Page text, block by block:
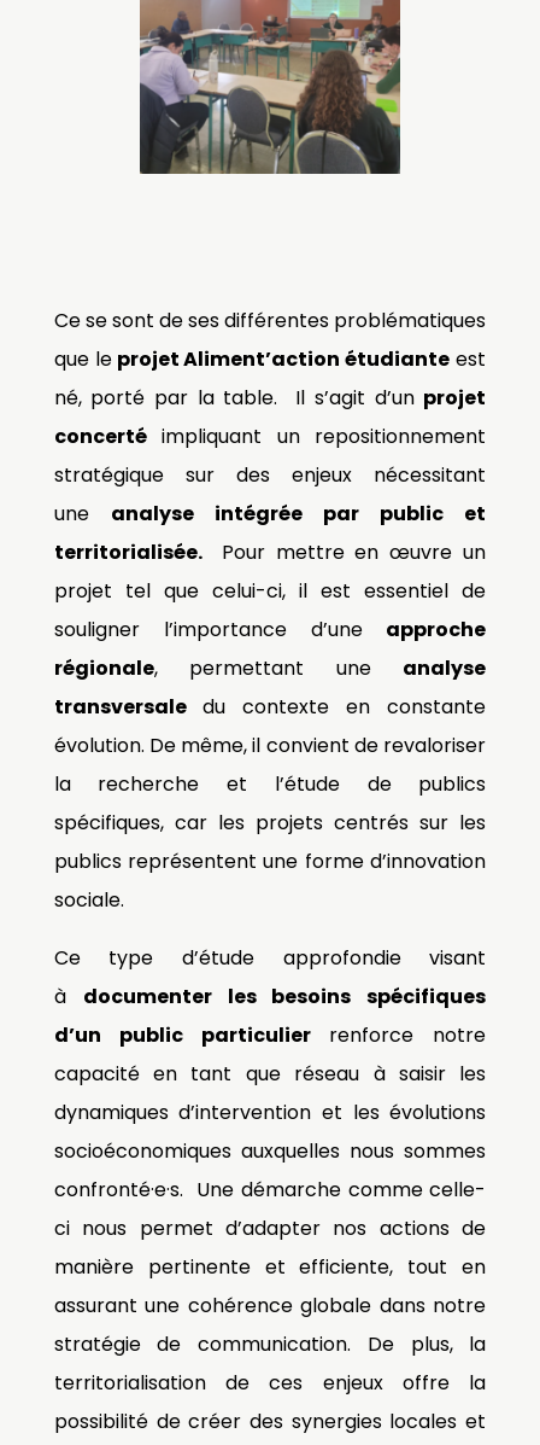
Ce se sont de ses différentes problématiques
que le projet Aliment’action étudiante est
né, porté par la table.
Il s’agit d’un projet
concertéimpliquant un repositionnement
stratégique sur des enjeux nécessitant
une analyse intégrée par public et
territorialisée.
Pour mettre en œuvre un
projet tel que celui-ci, il est essentiel de
souligner l’importance d’une approche
régionale, permettant une analyse
transversale du contexte en constante
évolution. De même, il convient de revaloriser
la recherche et l’étude de publics
spécifiques, car les projets centrés sur les
publics représentent une forme d’innovation
sociale.
Ce type d’étude approfondie visant
à documenter les besoins spécifiques
d’un public particulier renforce notre
capacité en tant que réseau à saisir les
dynamiques d’intervention et les évolutions
socioéconomiques auxquelles nous sommes
confronté·e·s. Une démarche comme celle-
ci nous permet d’adapter nos actions de
manière pertinente et efficiente, tout en
assurant une cohérence globale dans notre
stratégie de communication. De plus, la
territorialisation de ces enjeux offre la
possibilité de créer des synergies locales et